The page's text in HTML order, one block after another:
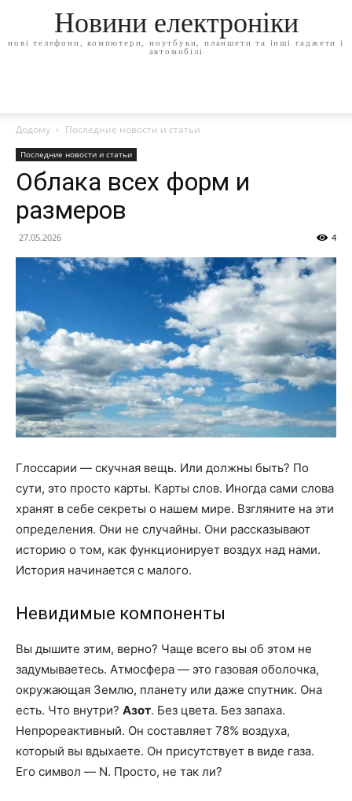
Новини електроніки
нові телефони, компютери, ноутбуки, планшети та інші гаджети і
автомобілі
Додому Последние новости и статьи
Последние новости и статьи
Облака всех форм и
размеров
27.05.2026 4
Глоссарии — скучная вещь. Или должны быть? По
сути, это просто карты. Карты слов. Иногда сами слова
хранят в себе секреты о нашем мире. Взгляните на эти
определения. Они не случайны. Они рассказывают
историю о том, как функционирует воздух над нами.
История начинается с малого.
Невидимые компоненты
Вы дышите этим, верно? Чаще всего вы об этом не
задумываетесь. Атмосфера — это газовая оболочка,
окружающая Землю, планету или даже спутник. Она
есть. Что внутри? Азот. Без цвета. Без запаха.
Непрореактивный. Он составляет 78% воздуха,
который вы вдыхаете. Он присутствует в виде газа.
Его символ — N. Просто, не так ли?